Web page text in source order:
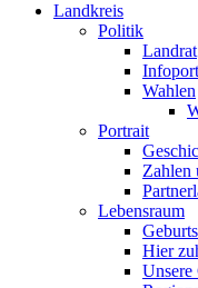
Landkreis
Politik
Landrat
Wahlen
Portrait
Zahlen
Lebensraum
Hier
Unsere